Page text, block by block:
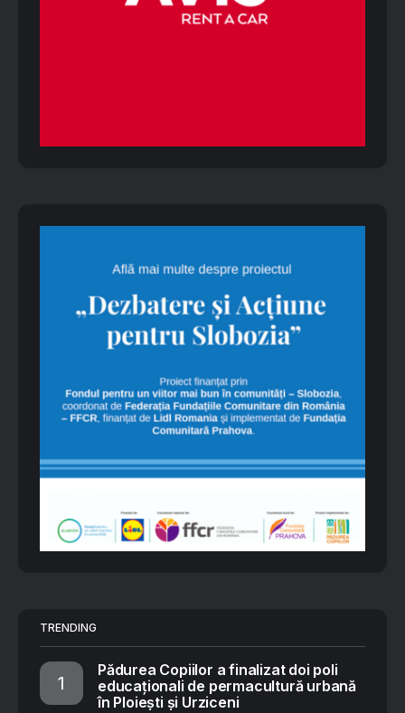
TRENDING
Pădurea Copiilor a finalizat doi poli
educaționali de permacultură urbană
în Ploiești și Urziceni